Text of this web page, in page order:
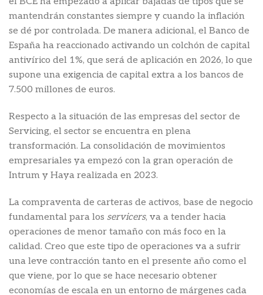
mantendrán constantes siempre y cuando la inflación
se dé por controlada. De manera adicional, el Banco de
España ha reaccionado activando un colchón de capital
antivírico del 1%, que será de aplicación en 2026, lo que
supone una exigencia de capital extra a los bancos de
7.500 millones de euros.
Respecto a la situación de las empresas del sector de
Servicing, el sector se encuentra en plena
transformación. La consolidación de movimientos
empresariales ya empezó con la gran operación de
Intrum y Haya realizada en 2023.
La compraventa de carteras de activos, base de negocio
fundamental para los servicers, va a tender hacia
operaciones de menor tamaño con más foco en la
calidad. Creo que este tipo de operaciones va a sufrir
una leve contracción tanto en el presente año como el
que viene, por lo que se hace necesario obtener
economías de escala en un entorno de márgenes cada